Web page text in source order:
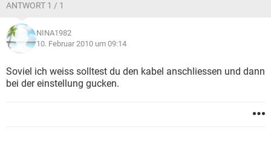
ANTWORT 1 / 1
NINA1982
10. Februar 2010 um 09:14
Soviel ich weiss solltest du den kabel anschliessen und dann
bei der einstellung gucken.